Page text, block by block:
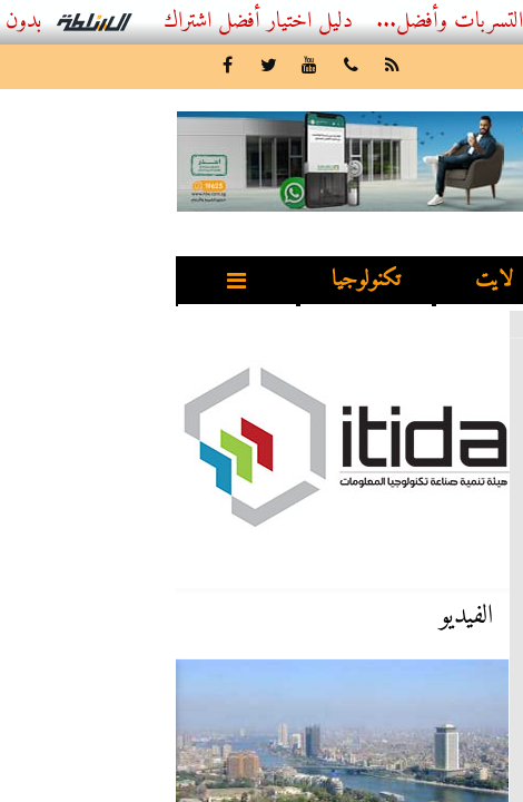
أفضل اشتراك IPTV بدون تقطيع 2026 – دليل المشاهد العصري
لايت تكنولوجيا
الفيديو